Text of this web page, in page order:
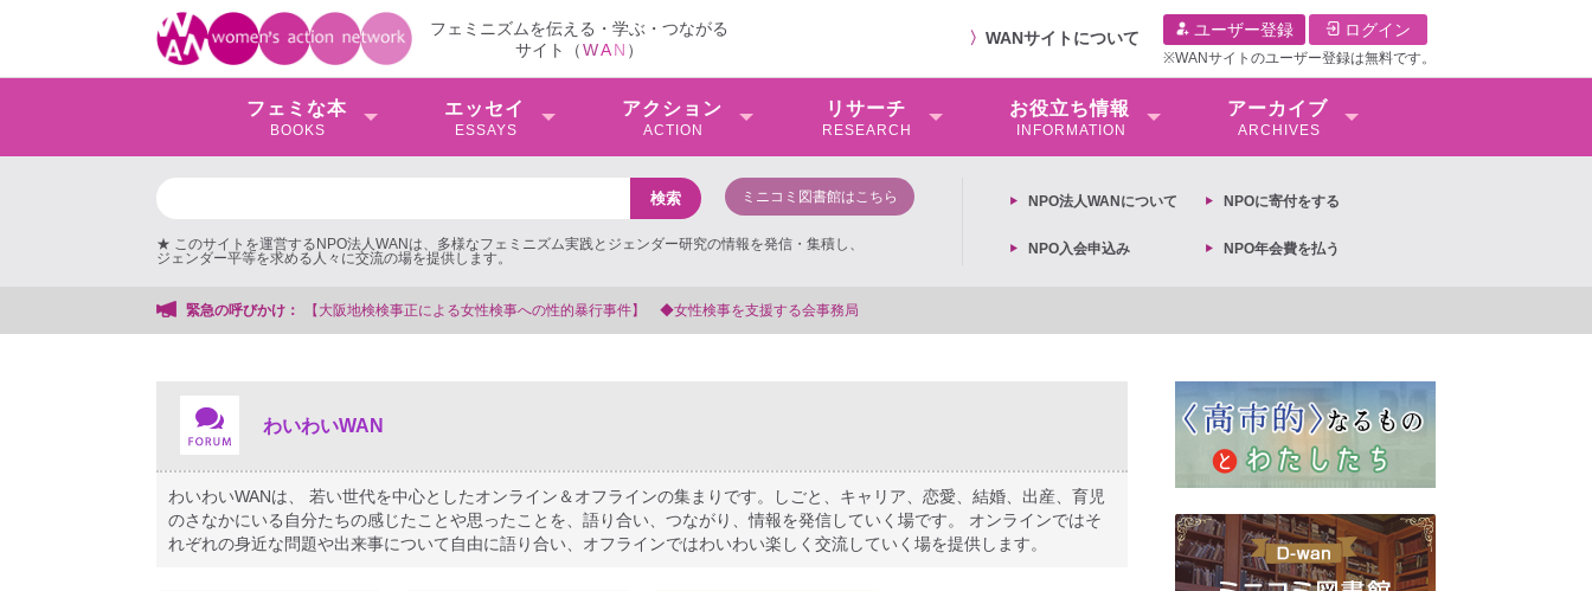
フェミニズムを伝える・学ぶ・つながる
サイト（WAN ）
〉 WANサイトについて ユーザー登録 ログイン
※WANサイトのユーザー登録は無料です。
フェミな本
BOOKS
エッセイ
ESSAYS
アクション
ACTION
リサーチ
RESEARCH
お役⽴ち情報
INFORMATION
アーカイブ
ARCHIVES
ミニコミ図書館はこちら
★ このサイトを運営するNPO法人WANは、多様なフェミニズム実践とジェンダー研究の情報を発信・集積し、
ジェンダー平等を求める人々に交流の場を提供します。
NPO法⼈WANについて NPOに寄付をする
NPO入会申込み NPO年会費を払う
緊急の呼びかけ：
】 ◆女性検事を支援する会事務局 【抗議文】2026年3月13日第6次男女共同参画基本計画の閣議決定への抗議文 ◆女性差別撤廃条約実現アクション 亀永能
わいわいWAN
わいわいWANは、 若い世代を中心としたオンライン＆オフラインの集まりです。しごと、キャリア、恋愛、結婚、出産、育児
のさなかにいる自分たちの感じたことや思ったことを、語り合い、つながり、情報を発信していく場です。 オンラインではそ
れぞれの身近な問題や出来事について自由に語り合い、オフラインではわいわい楽しく交流していく場を提供します。